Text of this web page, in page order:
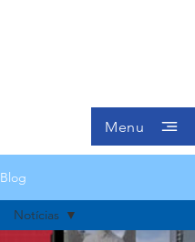
Menu
Blog
Notícias